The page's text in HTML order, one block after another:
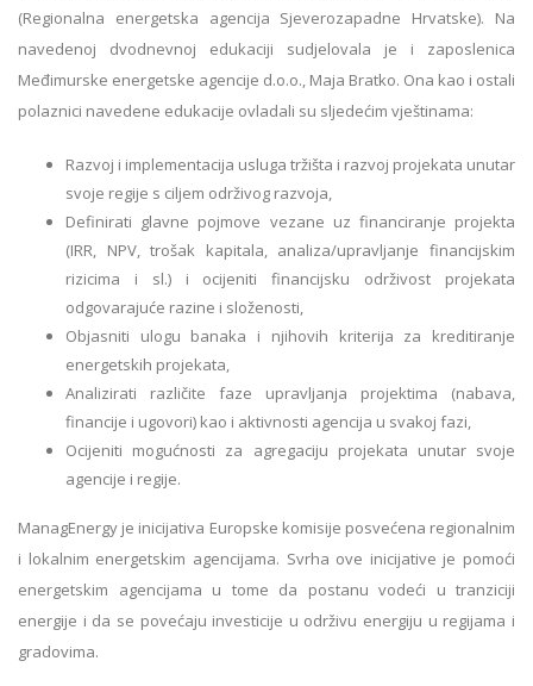
(Regionalna energetska agencija Sjeverozapadne Hrvatske). Na
navedenoj dvodnevnoj edukaciji sudjelovala je i zaposlenica
Međimurske energetske agencije d.o.o., Maja Bratko. Ona kao i ostali
polaznici navedene edukacije ovladali su sljedećim vještinama:
Razvoj i implementacija usluga tržišta i razvoj projekata unutar
svoje regije s ciljem održivog razvoja,
Definirati glavne pojmove vezane uz financiranje projekta
(IRR, NPV, trošak kapitala, analiza/upravljanje financijskim
rizicima i sl.) i ocijeniti financijsku održivost projekata
odgovarajuće razine i složenosti,
Objasniti ulogu banaka i njihovih kriterija za kreditiranje
energetskih projekata,
Analizirati različite faze upravljanja projektima (nabava,
financije i ugovori) kao i aktivnosti agencija u svakoj fazi,
Ocijeniti mogućnosti za agregaciju projekata unutar svoje
agencije i regije.
ManagEnergy je inicijativa Europske komisije posvećena regionalnim
i lokalnim energetskim agencijama. Svrha ove inicijative je pomoći
energetskim agencijama u tome da postanu vodeći u tranziciji
energije i da se povećaju investicije u održivu energiju u regijama i
gradovima.